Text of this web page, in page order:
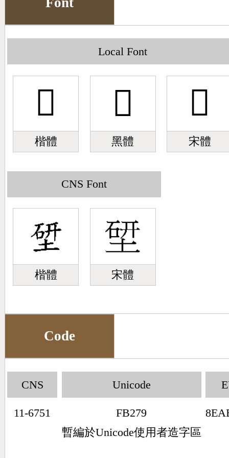
Local Font
󻉹
楷體
󻉹
黑體
󻉹
宋體
CNS Font
楷體 宋體
Code
CNS
11-6751
Unicode
FB279
暫編於Unicode使用者造字區